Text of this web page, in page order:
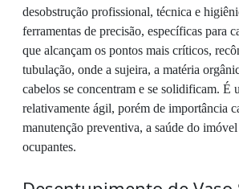
desobstrução profissional, técnica e
ferramentas de precisão, específicas para
que alcançam os pontos mais críticos,
tubulação, onde a sujeira, a matéria
cabelos se concentram e se solidificam. É
relativamente ágil, porém de importância
manutenção preventiva, a saúde do
ocupantes.